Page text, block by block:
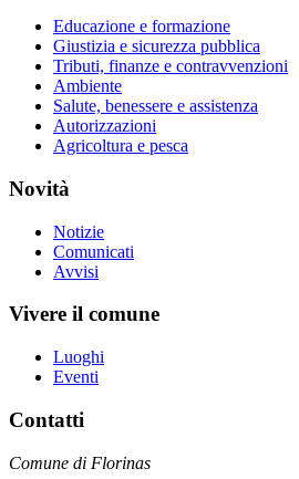
Educazione e formazione
Giustizia e sicurezza pubblica
Tributi, finanze e contravvenzioni
Ambiente
Salute, benessere e assistenza
Autorizzazioni
Agricoltura e pesca
Novità
Notizie
Comunicati
Avvisi
Vivere il comune
Luoghi
Eventi
Contatti
Comune di Florinas